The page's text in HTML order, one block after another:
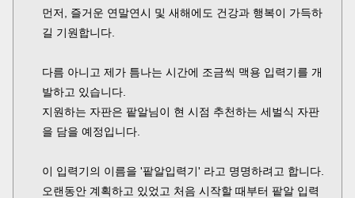
먼저, 즐거운 연말연시 및 새해에도 건강과 행복이 가득하
길 기원합니다.
다름 아니고 제가 틈나는 시간에 조금씩 맥용 입력기를 개
발하고 있습니다.
지원하는 자판은 팥알님이 현 시점 추천하는 세벌식 자판
을 담을 예정입니다.
이 입력기의 이름을 '팥알입력기' 라고 명명하려고 합니다.
오랜동안 계획하고 있었고 처음 시작할 때부터 팥알 입력